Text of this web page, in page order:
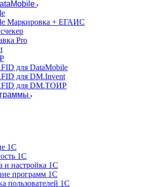
Маркировка + ЕГАИС
Pro
для DataMobile
для DM.Invent
для DM.ТОИР
1С
1С
и настройка 1С
программ 1С
пользователей 1С